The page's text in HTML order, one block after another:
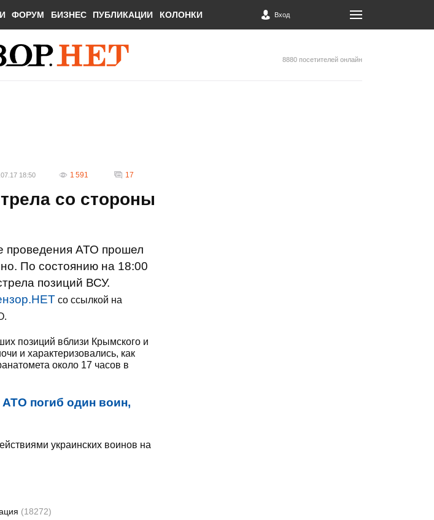
ФОРУМ БИЗНЕС ПУБЛИКАЦИИ КОЛОНКИ Вход
8880 посетителей онлайн
18:50 1 591 17
со стороны
проведения АТО прошел
По состоянию на 18:00
позиций ВСУ.
со ссылкой на
позиций вблизи Крымского и
и характеризовались, как
около 17 часов в
погиб один воин,
украинских воинов на
(18272)